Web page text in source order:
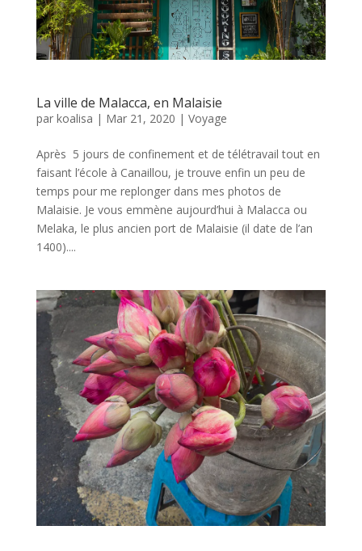
La ville de Malacca, en Malaisie
par koalisa | Mar 21, 2020 | Voyage
Après 5 jours de confinement et de télétravail tout en
faisant l’école à Canaillou, je trouve enfin un peu de
temps pour me replonger dans mes photos de
Malaisie. Je vous emmène aujourd’hui à Malacca ou
Melaka, le plus ancien port de Malaisie (il date de l’an
1400)....